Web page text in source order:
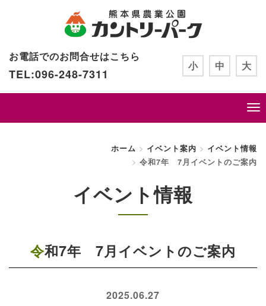
お電話でのお問合せはこちら
TEL:096-248-7311
小 中 大
ホーム イベント案内
イベント情報
令和7年 7月イベントのご案内
イベント情報
令和7年 7月イベントのご案内
2025.06.27